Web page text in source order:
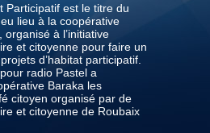
Participatif est le titre du
lieu à la coopérative
organisé à l’initiative
et citoyenne pour faire un
d’habitat participatif.
radio Pastel a
Baraka les
citoyen organisé par de
et citoyenne de Roubaix